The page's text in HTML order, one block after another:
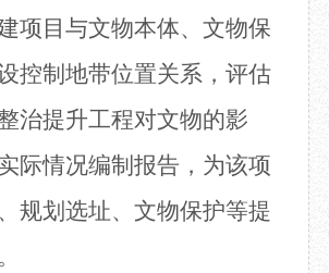
项目与文物本体、文物保
控制地带位置关系，评估
治提升工程对文物的影
际情况编制报告，为该项
规划选址、文物保护等提